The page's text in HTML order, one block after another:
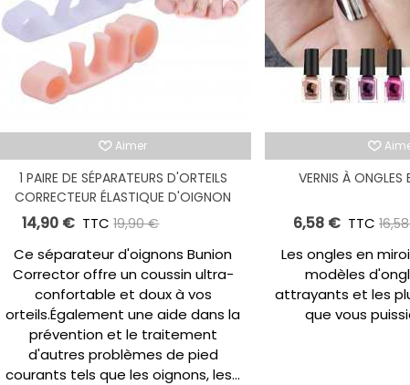
Aimer
1 PAIRE DE SÉPARATEURS D'ORTEILS
CORRECTEUR ÉLASTIQUE D'OIGNON
BUNION CORRECTOR™
14,90 € TTC 19,90 €
Ce séparateur d'oignons Bunion
Corrector offre un coussin ultra-
confortable et doux à vos
orteils.Également une aide dans la
prévention et le traitement
d'autres problèmes de pied
courants tels que les oignons, les...
VERNIS À ONGLES
6,58 € TTC
Les ongles en
modèles
attrayants et les
que vous